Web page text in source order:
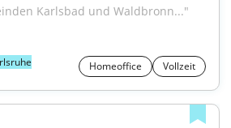
Karlsbad und Waldbronn..."
Homeoffice Vollzeit